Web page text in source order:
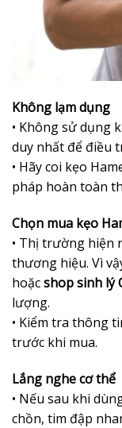
Không lạm dụng
• Không sử dụng
duy nhất để điều
• Hãy coi kẹo
pháp hoàn toàn
Chọn mua kẹo
• Thị trường hiện
thương hiệu. Vì
hoặcshop sinh lý
lượng.
• Kiểm tra thông
trước khi mua.
Lắng nghe cơ thể
• Nếu sau khi
chồn, tim đập